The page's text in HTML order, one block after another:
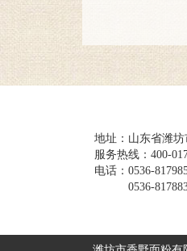
地址：山东省潍
服务热线：400-
电话：0536-
0536-